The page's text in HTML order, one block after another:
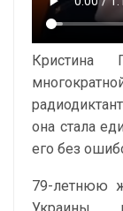
Кристина
она стала
его без
79-летнюю